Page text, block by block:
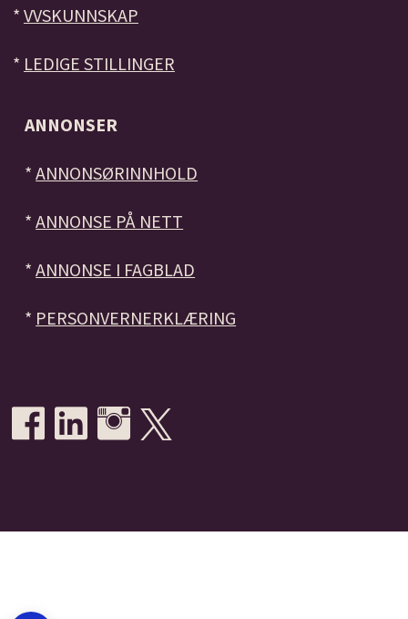
* VVSKUNNSKAP
* LEDIGE STILLINGER
ANNONSER
*ANNONSØRINNHOLD
*ANNONSE PÅ NETT
*ANNONSE I FAGBLAD
* PERSONVERNERKLÆRING